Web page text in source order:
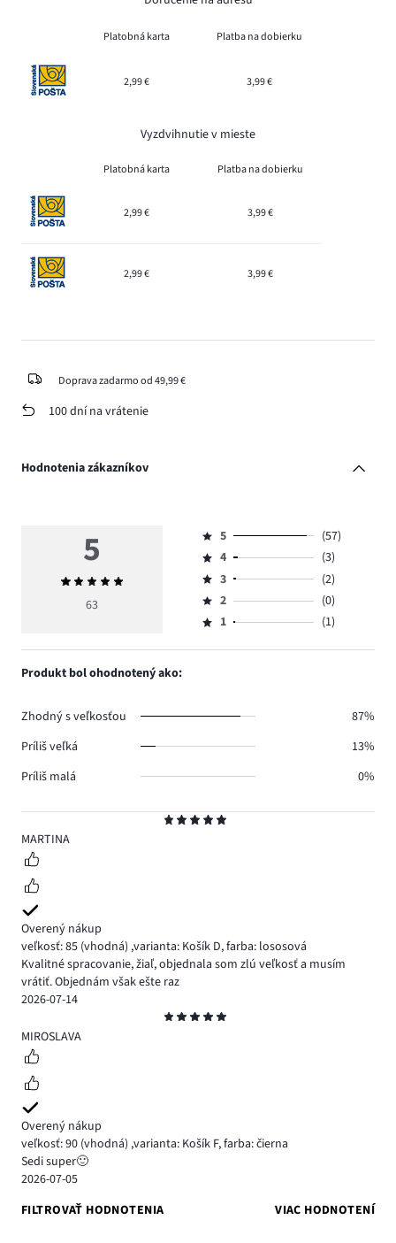
Platobná karta Platba na dobierku
2,99 € 3,99 €
Vyzdvihnutie v mieste
Platobná karta Platba na dobierku
2,99 € 3,99 €
2,99 € 3,99 €
Doprava zadarmo od 49,99 €
100 dní na vrátenie
Hodnotenia zákazníkov
5
MARTINA
Overený nákup
veľkosť: 85 (vhodná) ,varianta: Košík D,farba: lososová
Kvalitné spracovanie, žiaľ, objednala som zlú veľkosť a musím
vrátiť. Objednám však ešte raz
2026-07-14
5
MIROSLAVA
Overený nákup
veľkosť: 90 (vhodná) ,varianta: Košík F,farba: čierna
Sedi super🙂
2026-07-05
FILTROVAŤ HODNOTENIA
VIAC HODNOTENÍ
5
Priemerné
hodnotenie
63
Hodnotenie
5,
počet
hlasov
57.
5
(57)
Hodnotenie
4,
počet
hlasov
4
(3)
Hodnotenie
3,
počet
3
(2)
Hodnotenie
2,
2
(0)
Hodnotenie
1,
1 (1)
Produkt bol ohodnotený ako:
Zhodný s veľkosťou
87%
Príliš veľká
13%
Príliš malá
0%